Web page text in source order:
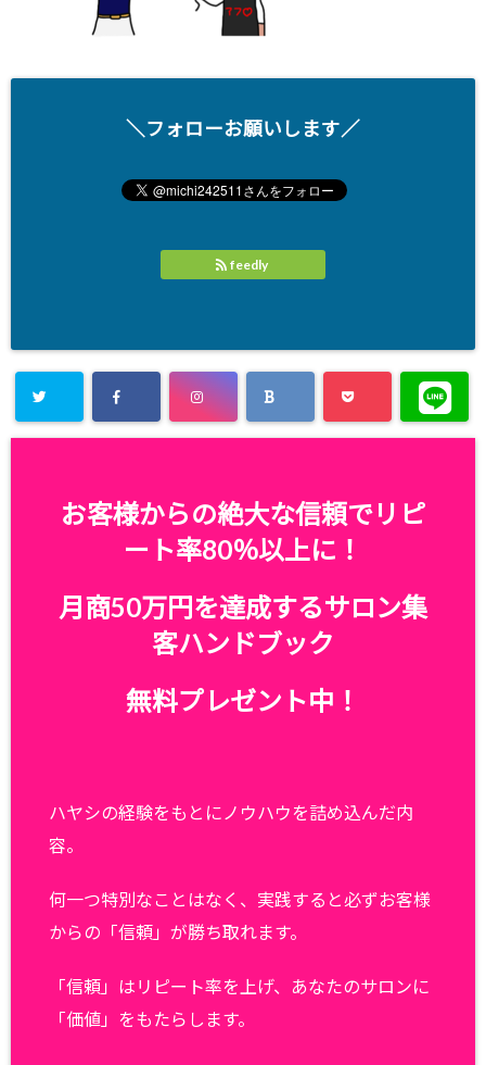
＼フォローお願いします／
feedly
お客様からの絶大な信頼でリピ
ート率80％以上に！
月商50万円を達成するサロン集
客ハンドブック
無料プレゼント中！
ハヤシの経験をもとにノウハウを詰め込んだ内
容。
何一つ特別なことはなく、実践すると必ずお客様
からの「信頼」が勝ち取れます。
「信頼」はリピート率を上げ、あなたのサロンに
「価値」をもたらします。